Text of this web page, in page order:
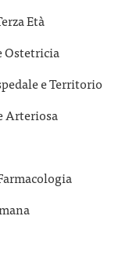
Età
Ostetricia
e Territorio
Arteriosa